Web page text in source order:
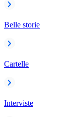
Belle storie
Cartelle
Interviste